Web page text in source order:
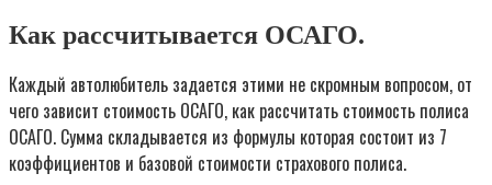
Как рассчитывается ОСАГО.
Каждый автолюбитель задается этими не скромным вопросом, от
чего зависит стоимость ОСАГО, как рассчитать стоимость полиса
ОСАГО. Сумма складывается из формулы которая состоит из 7
коэффициентов и базовой стоимости страхового полиса.